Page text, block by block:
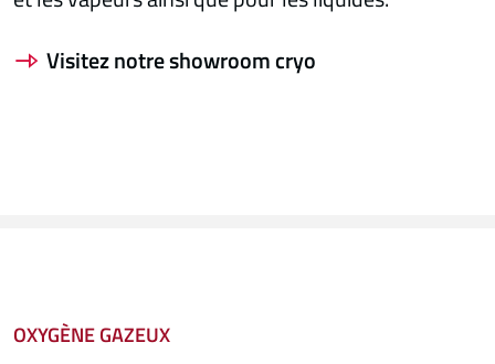
Visitez notre showroom cryo
OXYGÈNE GAZEUX